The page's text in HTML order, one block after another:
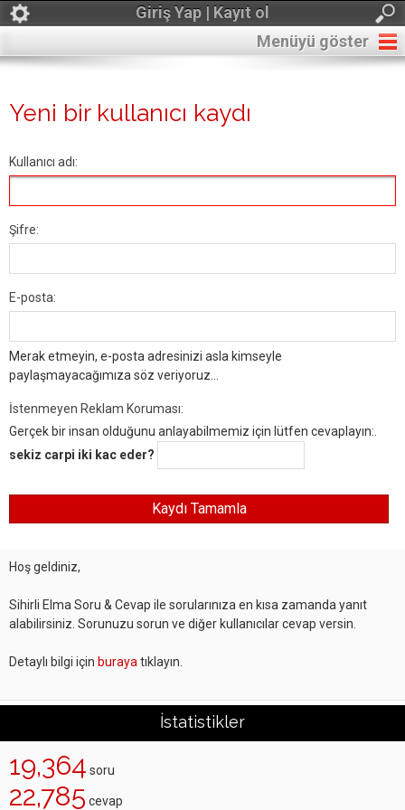
Giriş Yap | Kayıt ol
Menüyü göster
Yeni bir kullanıcı kaydı
Kullanıcı adı:
Şifre:
E-posta:
Merak etmeyin, e-posta adresinizi asla kimseyle
paylaşmayacağımıza söz veriyoruz...
İstenmeyen Reklam Koruması:
Gerçek bir insan olduğunu anlayabilmemiz için lütfen cevaplayın:.
sekiz carpi iki kac eder?
Hoş geldiniz,
Sihirli Elma Soru & Cevap ile sorularınıza en kısa zamanda yanıt
alabilirsiniz. Sorunuzu sorun ve diğer kullanıcılar cevap versin.
Detaylı bilgi için buraya tıklayın.
İstatistikler
19,364 soru
22,785 cevap